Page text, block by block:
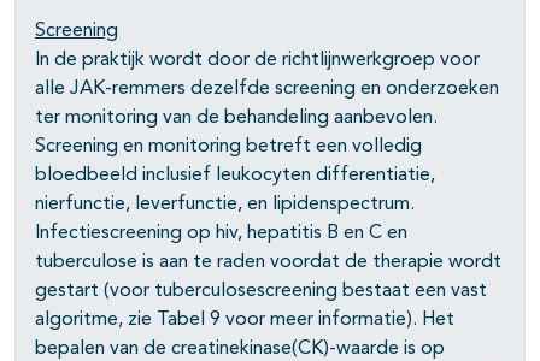
Screening
In de praktijk wordt door de richtlijnwerkgroep voor
alle JAK-remmers dezelfde screening en onderzoeken
ter monitoring van de behandeling aanbevolen.
Screening en monitoring betreft een volledig
bloedbeeld inclusief leukocyten differentiatie,
nierfunctie, leverfunctie, en lipidenspectrum.
Infectiescreening op hiv, hepatitis B en C en
tuberculose is aan te raden voordat de therapie wordt
gestart (voor tuberculosescreening bestaat een vast
algoritme, zie Tabel 9 voor meer informatie). Het
bepalen van de creatinekinase(CK)-waarde is op